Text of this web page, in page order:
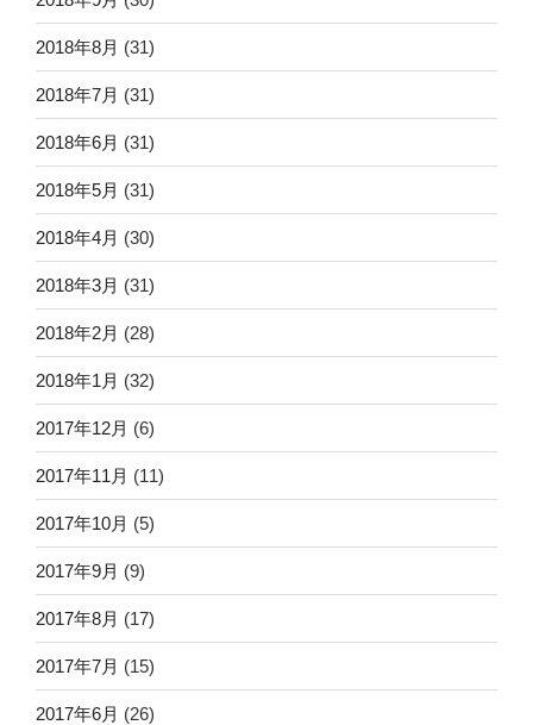
2018年8月 (31)
2018年7月 (31)
2018年6月 (31)
2018年5月 (31)
2018年4月 (30)
2018年3月 (31)
2018年2月 (28)
2018年1月 (32)
2017年12月 (6)
2017年11月 (11)
2017年10月 (5)
2017年9月 (9)
2017年8月 (17)
2017年7月 (15)
2017年6月 (26)